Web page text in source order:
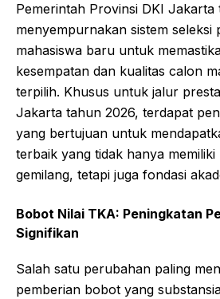
Pemerintah Provinsi DKI
menyempurnakan sistem seleksi
mahasiswa baru untuk
kesempatan dan kualitas calon
terpilih. Khusus untuk jalur
Jakarta tahun 2026, terdapat
yang bertujuan untuk
terbaik yang tidak hanya memiliki
gemilang, tetapi juga fondasi
Bobot Nilai TKA: Peningkatan
Signifikan
Salah satu perubahan paling
pemberian bobot yang